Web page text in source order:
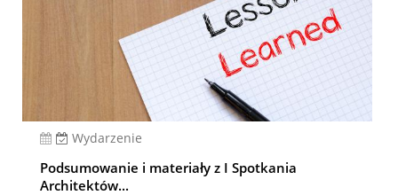
Wydarzenie
Podsumowanie i materiały z I Spotkania
Architektów...